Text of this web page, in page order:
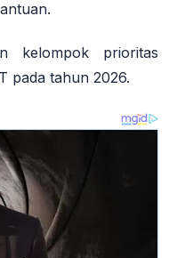
kelompok prioritas
pada tahun 2026.